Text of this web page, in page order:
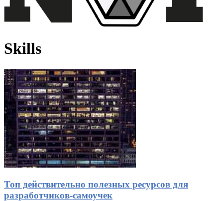
Skills
Топ действительно полезных ресурсов для
разработчиков-самоучек